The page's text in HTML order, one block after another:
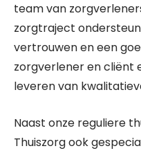
team van
zorgtraject
vertrouwen en een
zorgverlener en cliënt
leveren van
Naast onze reguliere
Thuiszorg ook